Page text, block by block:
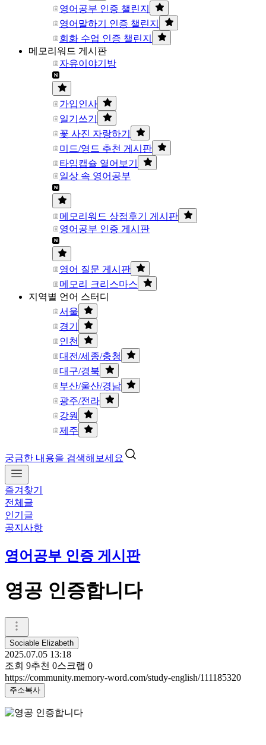
영어공부 인증 챌린지
영어말하기 인증 챌린지
회화 수업 인증 챌린지
메모리워드 게시판
자유이야기방
가입인사
일기쓰기
꽃 사진 자랑하기
미드/영드 추천 게시판
타임캡슐 열어보기
일상 속 영어공부
메모리워드 상점후기 게시판
영어공부 인증 게시판
영어 질문 게시판
메모리 크리스마스
지역별 언어 스터디
서울
경기
인천
대전/세종/충청
대구/경북
부산/울산/경남
광주/전라
강원
제주
궁금한 내용을 검색해보세요
즐겨찾기
전체글
인기글
공지사항
영어공부 인증 게시판
영공 인증합니다
Sociable Elizabeth
2025.07.05 13:18
조회 9추천 0스크랩 0
https://community.memory-word.com/study-english/111185320
주소복사